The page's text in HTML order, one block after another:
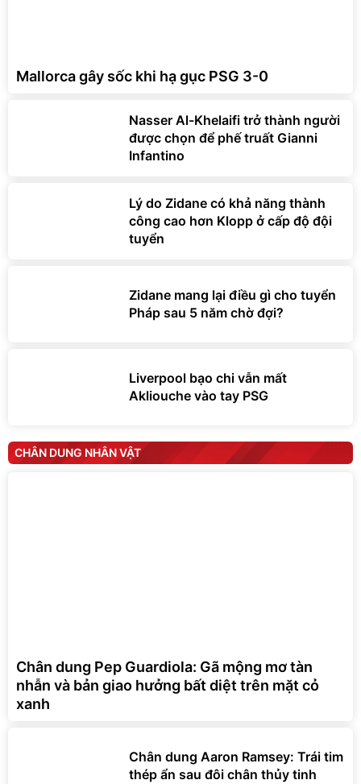
Mallorca gây sốc khi hạ gục PSG 3-0
Nasser Al-Khelaifi trở thành người
được chọn để phế truất Gianni
Infantino
Lý do Zidane có khả năng thành
công cao hơn Klopp ở cấp độ đội
tuyển
Zidane mang lại điều gì cho tuyển
Pháp sau 5 năm chờ đợi?
Liverpool bạo chi vẫn mất
Akliouche vào tay PSG
CHÂN DUNG NHÂN VẬT
Chân dung Pep Guardiola: Gã mộng mơ tàn
nhẫn và bản giao hưởng bất diệt trên mặt cỏ
xanh
Chân dung Aaron Ramsey: Trái tim
thép ẩn sau đôi chân thủy tinh